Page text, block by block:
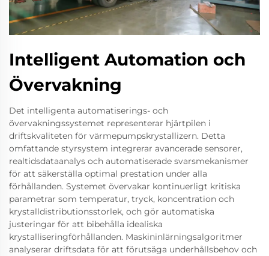
Intelligent Automation och
Övervakning
Det intelligenta automatiserings- och
övervakningssystemet representerar hjärtpilen i
driftskvaliteten för värmepumpskrystallizern. Detta
omfattande styrsystem integrerar avancerade sensorer,
realtidsdataanalys och automatiserade svarsmekanismer
för att säkerställa optimal prestation under alla
förhållanden. Systemet övervakar kontinuerligt kritiska
parametrar som temperatur, tryck, koncentration och
krystalldistributionsstorlek, och gör automatiska
justeringar för att bibehålla idealiska
krystalliseringförhållanden. Maskininlärningsalgoritmer
analyserar driftsdata för att förutsäga underhållsbehov och